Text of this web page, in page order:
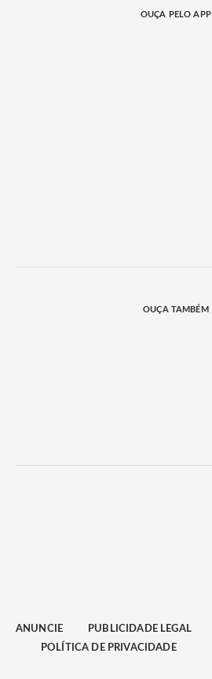
OUÇA PELO APP
OUÇA TAMBÉM
ANUNCIE
PUBLICIDADE LEGAL
POLÍTICA DE PRIVACIDADE